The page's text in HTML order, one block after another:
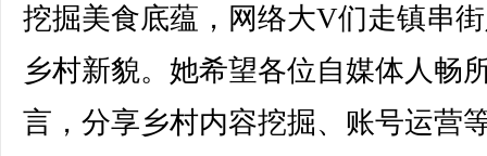
挖掘美食底蕴，网络大V们走镇串
乡村新貌。她希望各位自媒体人畅
言，分享乡村内容挖掘、账号运营